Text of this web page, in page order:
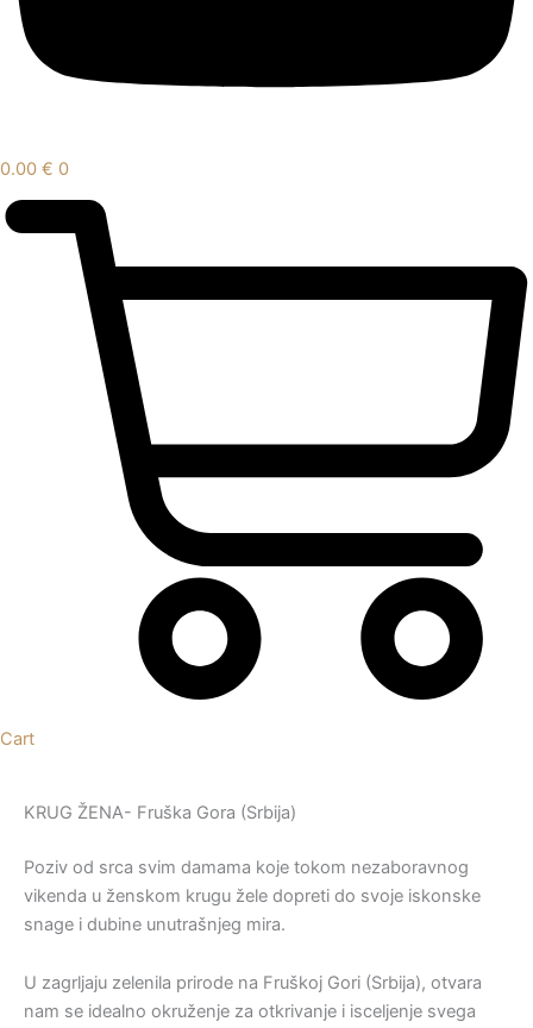
0.00 € 0
Cart
KRUG ŽENA- Fruška Gora (Srbija)
Poziv od srca svim damama koje tokom nezaboravnog
vikenda u ženskom krugu žele dopreti do svoje iskonske
snage i dubine unutrašnjeg mira.
U zagrljaju zelenila prirode na Fruškoj Gori (Srbija), otvara
nam se idealno okruženje za otkrivanje i isceljenje svega